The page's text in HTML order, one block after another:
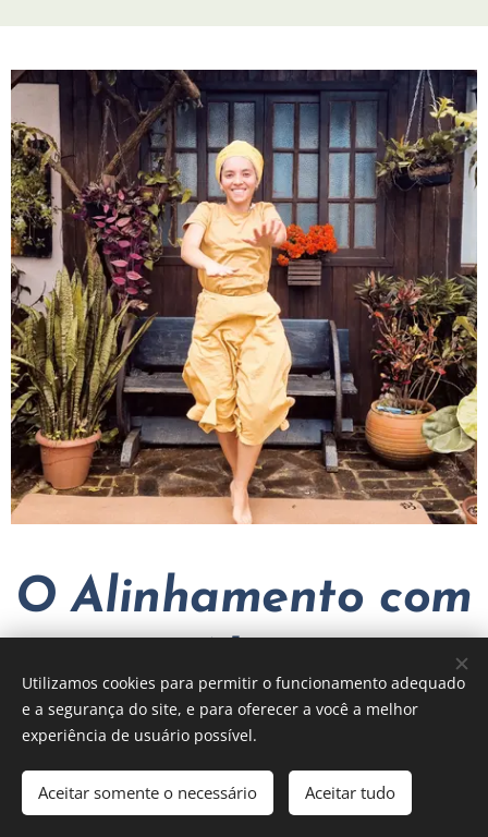
O Alinhamento com
alinhamento que
vai trazer Luz a
Utilizamos cookies para permitir o funcionamento adequado
e a segurança do site, e para oferecer a você a melhor
experiência de usuário possível.
Aceitar somente o necessário Aceitar tudo